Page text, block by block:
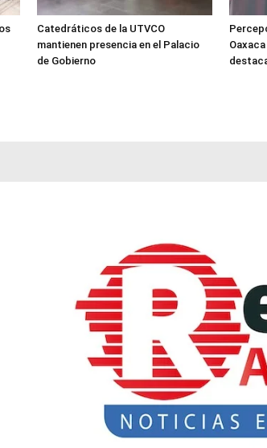
Catedráticos de la UTVCO
mantienen presencia en el Palacio
de Gobierno